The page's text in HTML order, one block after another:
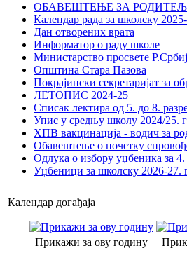
ОБАВЕШТЕЊЕ ЗА
Календар рада за школску
Дан отворених врата
Информатор о раду школе
Министарство просвете
Општина Стара Пазова
Покрајински секретаријат за
ЛЕТОПИС 2024-25
Списак лектира од 5. до 8.
Упис у средњу школу 2024/25.
ХПВ вакцинација - водич за
Обавештење о почетку
Одлука о избору уџбеника за
Уџбеници за школску 2026-27.
Календар догађаја
Прикажи за ову годину